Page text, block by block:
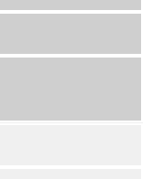
de l'IRC :